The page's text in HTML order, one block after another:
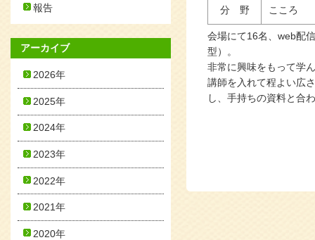
分 野 こころ
会場にて16名、web配
型）。
非常に興味をもって学
講師を入れて程よい広
し、手持ちの資料と合
報告
アーカイブ
2026年
2025年
2024年
2023年
2022年
2021年
2020年